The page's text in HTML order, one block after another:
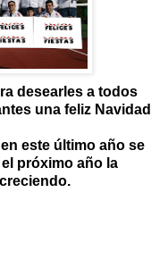
desearles a todos
una feliz Navidad
este último año se
próximo año la